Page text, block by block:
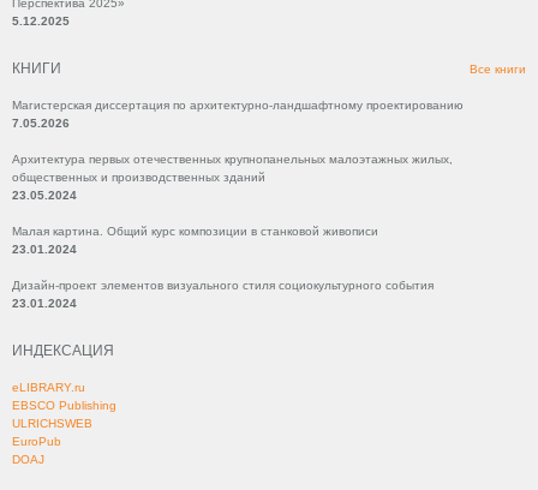
Перспектива 2025»
5.12.2025
КНИГИ Все книги
Магистерская диссертация по архитектурно-ландшафтному проектированию
7.05.2026
Архитектура первых отечественных крупнопанельных малоэтажных жилых,
общественных и производственных зданий
23.05.2024
Малая картина. Общий курс композиции в станковой живописи
23.01.2024
Дизайн-проект элементов визуального стиля социокультурного события
23.01.2024
ИНДЕКСАЦИЯ
eLIBRARY.ru
EBSCO Publishing
ULRICHSWEB
EuroPub
DOAJ